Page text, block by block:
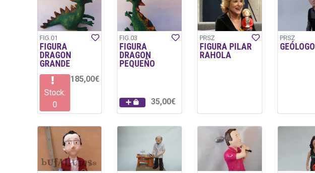
FIG.01
FIGURA
DRAGON
GRANDE
Stock:
0
185,00€
FIG.03
FIGURA
DRAGON
PEQUEÑO
35,00€
PRSZ
FIGURA PILAR
RAHOLA
PRSZ
GEÓLOGO